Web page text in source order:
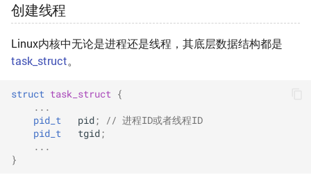
创建线程
Linux内核中无论是进程还是线程，其底层数据结构都是
task_struct。
struct task_struct
{
...
pid_t
pid;
// 进程ID或者线程ID
pid_t
tgid;
...
}